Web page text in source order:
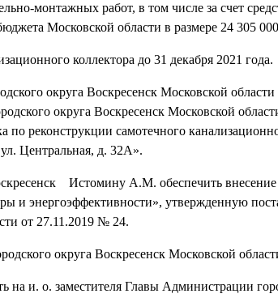
монтажных работ, в том числе за счет
Московской области в размере 24 305
коллектора до 31 декабря 2021 года.
округа Воскресенск Московской
округа Воскресенск Московской
по реконструкции самотечного
Центральная, д. 32А».
Истомину А.М. обеспечить
и энергоэффективности», утвержденную
от 27.11.2019 № 24.
округа Воскресенск Московской
на и. о. заместителя Главы Администрации